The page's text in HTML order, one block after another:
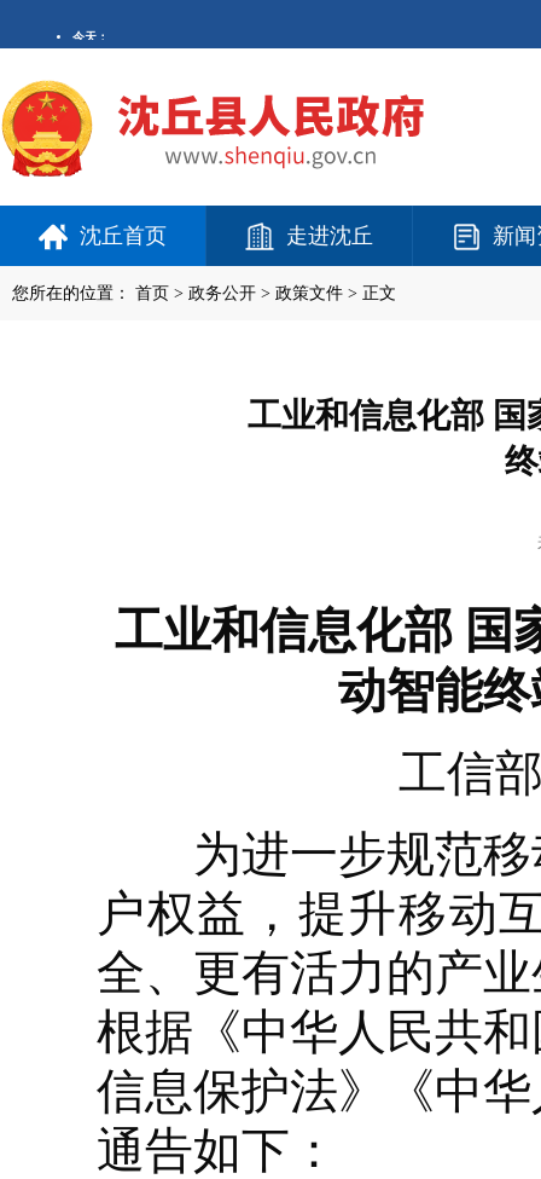
沈丘首页 走进沈丘 新
您所在的位置： 首页 > 政务公开 > 政策文件 > 正文
工业和信息化部 国
工业和信息化部 国
动智能
工信
为进一步规范移
户权益，提升移动
全、更有活力的产
根据《中华人民共
信息保护法》《中
通告如下：